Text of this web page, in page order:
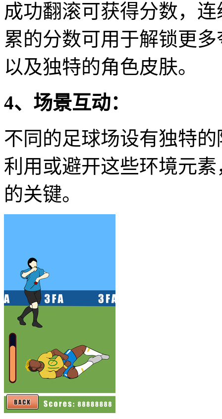
成功翻滚可获得分数，
累的分数可用于解锁更
以及独特的角色皮肤。
4、场景互动：
不同的足球场设有独特
利用或避开这些环境元
的关键。